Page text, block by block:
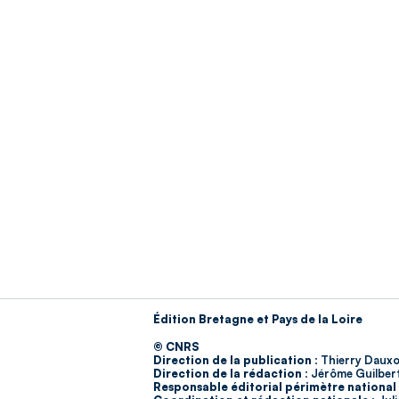
Édition Bretagne et Pays de la Loire
© CNRS
Direction de la publication : Thierry
Direction de la rédaction : Jérôme
Responsable éditorial périmètre national